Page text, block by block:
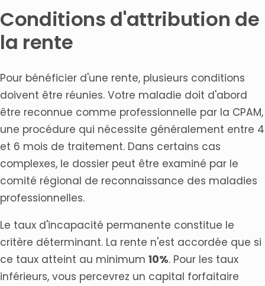
Conditions d'attribution de
la rente
Pour bénéficier d'une rente, plusieurs conditions
doivent être réunies. Votre maladie doit d'abord
être reconnue comme professionnelle par la CPAM,
une procédure qui nécessite généralement entre 4
et 6 mois de traitement. Dans certains cas
complexes, le dossier peut être examiné par le
comité régional de reconnaissance des maladies
professionnelles.
Le taux d'incapacité permanente constitue le
critère déterminant. La rente n'est accordée que si
ce taux atteint au minimum 10%. Pour les taux
inférieurs, vous percevrez un capital forfaitaire